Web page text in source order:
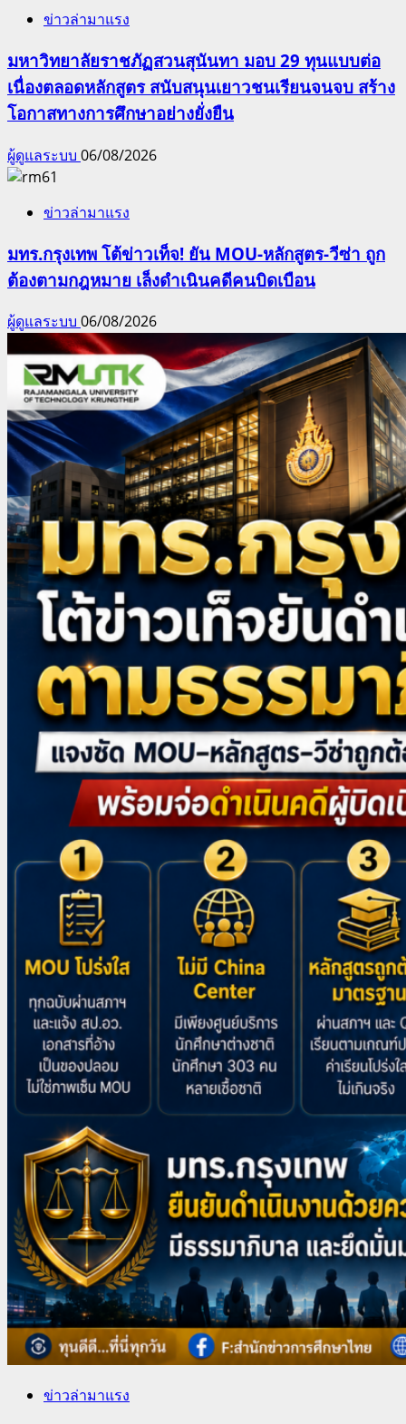
ข่าวล่ามาแรง
มหาวิทยาลัยราชภัฏสวนสุนันทา มอบ 29 ทุนแบบต่อ
เนื่องตลอดหลักสูตร สนับสนุนเยาวชนเรียนจนจบ สร้าง
โอกาสทางการศึกษาอย่างยั่งยืน
ผู้ดูแลระบบ 06/08/2026
ข่าวล่ามาแรง
มทร.กรุงเทพ โต้ข่าวเท็จ! ยัน MOU-หลักสูตร-วีซ่า ถูก
ต้องตามกฎหมาย เล็งดำเนินคดีคนบิดเบือน
ผู้ดูแลระบบ 06/08/2026
ข่าวล่ามาแรง